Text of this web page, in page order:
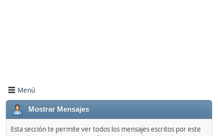
Menú
Mostrar Mensajes
Esta sección te permite ver todos los mensajes escritos por este